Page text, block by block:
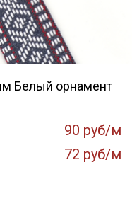
Белый орнамент
90 руб/м
72 руб/м